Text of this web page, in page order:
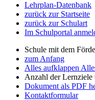
Lehrplan-Datenbank
zurück zur Startseite
zurück zur Schulart
Im Schulportal
Schule mit dem
zum Anfang
Alles aufklappen
Anzahl der Lernziele
Dokument als PDF
Kontaktformular